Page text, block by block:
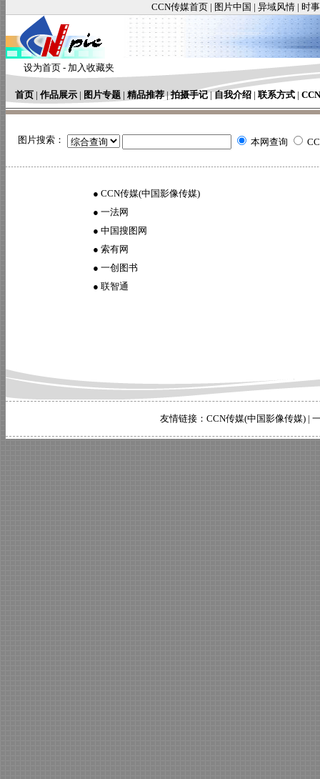
CCN传媒首页 | 图片中国 | 异域风情 | 时
设为首页 - 加入收藏夹
首页 | 作品展示 | 图片专题 | 精品推荐|拍摄手记|自我介绍 | 联系方式 |
图片搜索： 本网查询
● CCN传媒(中国影像传媒)
● 一法网
● 中国搜图网
● 索有网
● 一创图书
● 联智通
友情链接： CCN传媒(中国影像传媒) |